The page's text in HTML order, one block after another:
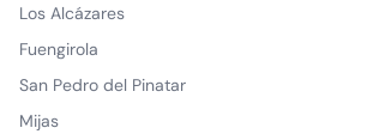
Los Alcázares
Fuengirola
San Pedro del Pinatar
Mijas